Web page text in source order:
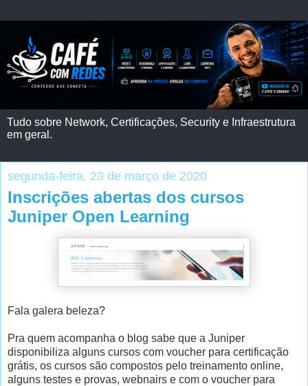
Tudo sobre Network, Certificações, Security e Infraestrutura
em geral.
segunda-feira, 23 de março de 2020
Inscrições abertas dos cursos
Juniper Open Learning
Fala galera beleza?
Pra quem acompanha o blog sabe que a Juniper
disponibiliza alguns cursos com voucher para certificação
grátis, os cursos são compostos pelo treinamento online,
alguns testes e provas, webnairs e com o voucher para